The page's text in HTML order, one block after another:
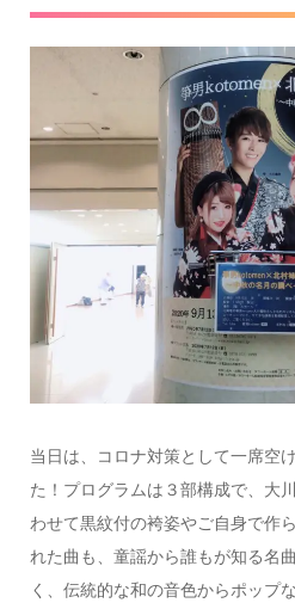
当日は、コロナ対策として一席空
た！プログラムは３部構成で、大
わせて黒紋付の袴姿やご自身で作
れた曲も、童謡から誰もが知る名
く、伝統的な和の音色からポップ